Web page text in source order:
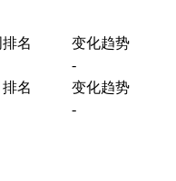
名
变化趋势
-
名
变化趋势
-